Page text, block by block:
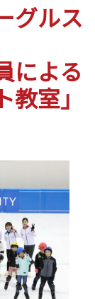
グルス
による
教室」